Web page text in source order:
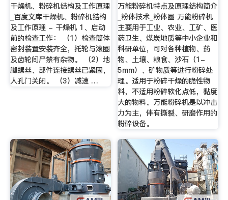
干燥机、粉碎机结构及工作原理
_百度文库干燥机、粉碎机结构
及工作原理 - 干燥机 1、启动
前的检查工作： （1）检查筒体
密封装置安装齐全，托轮与滚圈
及齿轮间严禁有杂物。 （2）地
脚螺丝、部件连接螺丝已紧固，
人孔门关闭。 （3）减速 …
万能粉碎机特点及原理结构简介
_粉体技术_粉体圈 万能粉碎机
主要用于工业、农业、工矿、医
药卫生、煤炭地质等中小企业和
科研单位，可对各种植物、药
物、土壤、粮食、沙石（1-
5mm）、矿物质等进行粉碎处
理。适用于粉碎干燥的脆性物
料，不适用粉碎软化点低，黏度
大的物料。万能粉碎机是以冲击
力为主，伴有撕裂、研磨作用的
粉碎设备。